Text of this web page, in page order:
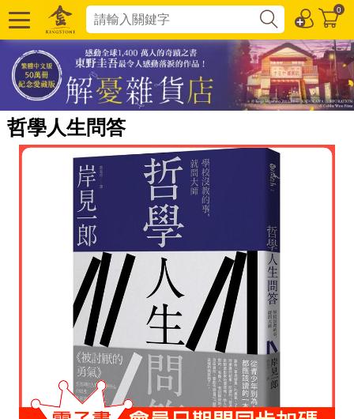
0
哲學人生問答